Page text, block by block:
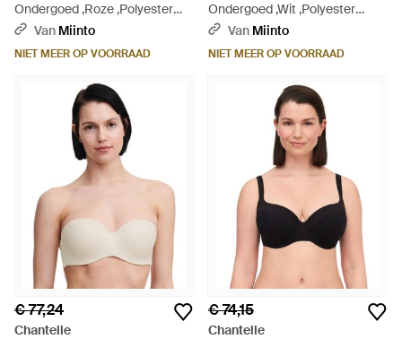
Ondergoed ,Roze ,Polyester
Norah T-Shirt Bh - Roze
Van Miinto
NIET MEER OP VOORRAAD
Ondergoed ,Wit ,Polyester
Norah Bedekkende
Van Miinto
NIET MEER OP VOORRAAD
€ 77,24
Chantelle
€ 74,15
Chantelle